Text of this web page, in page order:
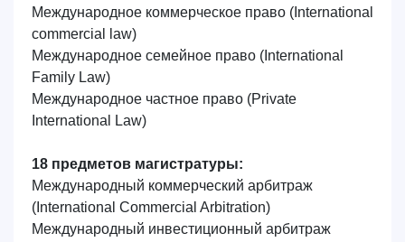
Международное коммерческое право (International
commercial law)
Международное семейное право (International
Family Law)
Международное частное право (Private
International Law)
18 предметов магистратуры:
Международный коммерческий арбитраж
(International Commercial Arbitration)
Международный инвестиционный арбитраж